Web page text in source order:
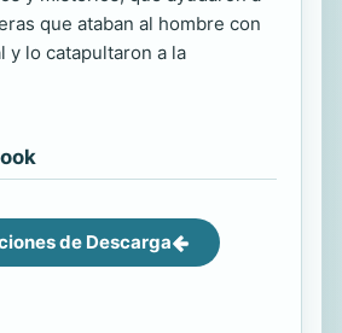
que ataban al hombre con
y lo catapultaron a la
de Descarga